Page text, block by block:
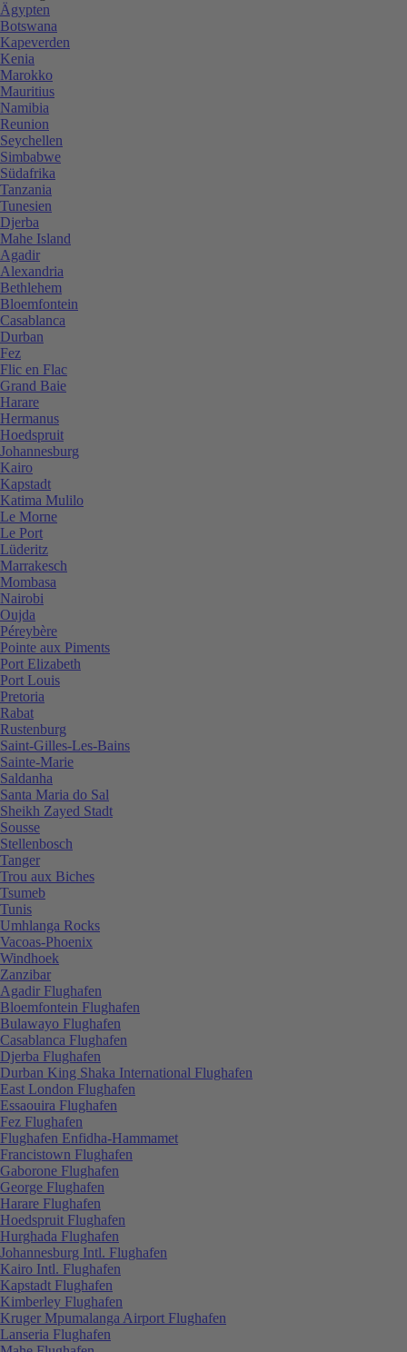
Ägypten
Botswana
Kapeverden
Kenia
Marokko
Mauritius
Namibia
Reunion
Seychellen
Simbabwe
Südafrika
Tanzania
Tunesien
Djerba
Mahe Island
Agadir
Alexandria
Bethlehem
Bloemfontein
Casablanca
Durban
Fez
Flic en Flac
Grand Baie
Harare
Hermanus
Hoedspruit
Johannesburg
Kairo
Kapstadt
Katima Mulilo
Le Morne
Le Port
Lüderitz
Marrakesch
Mombasa
Nairobi
Oujda
Péreybère
Pointe aux Piments
Port Elizabeth
Port Louis
Pretoria
Rabat
Rustenburg
Saint-Gilles-Les-Bains
Sainte-Marie
Saldanha
Santa Maria do Sal
Sheikh Zayed Stadt
Sousse
Stellenbosch
Tanger
Trou aux Biches
Tsumeb
Tunis
Umhlanga Rocks
Vacoas-Phoenix
Windhoek
Zanzibar
Agadir Flughafen
Bloemfontein Flughafen
Bulawayo Flughafen
Casablanca Flughafen
Djerba Flughafen
Durban King Shaka International Flughafen
East London Flughafen
Essaouira Flughafen
Fez Flughafen
Flughafen Enfidha-Hammamet
Francistown Flughafen
Gaborone Flughafen
George Flughafen
Harare Flughafen
Hoedspruit Flughafen
Hurghada Flughafen
Johannesburg Intl. Flughafen
Kairo Intl. Flughafen
Kapstadt Flughafen
Kimberley Flughafen
Kruger Mpumalanga Airport Flughafen
Lanseria Flughafen